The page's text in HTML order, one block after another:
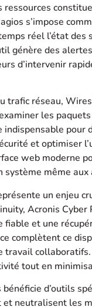
ressources
s’impose
réel l’état des
génère des
d’intervenir
trafic réseau,
les
indispensable
et optimiser
web moderne
système même
un enjeu
Acronis
fiable et une
complètent ce
travail
tout en
d’outils
et neutralisent les